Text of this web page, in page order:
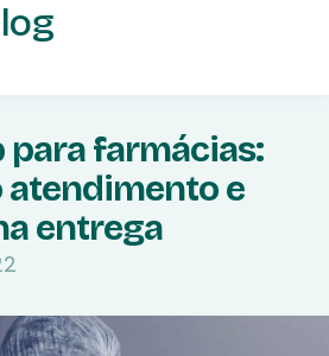
farmácias:
atendimento e
entrega